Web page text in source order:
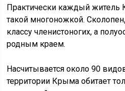
Практически каждый житель
такой многоножкой.
классу членистоногих, а
родным краем.
Насчитывается около 90
территории Крыма обитает